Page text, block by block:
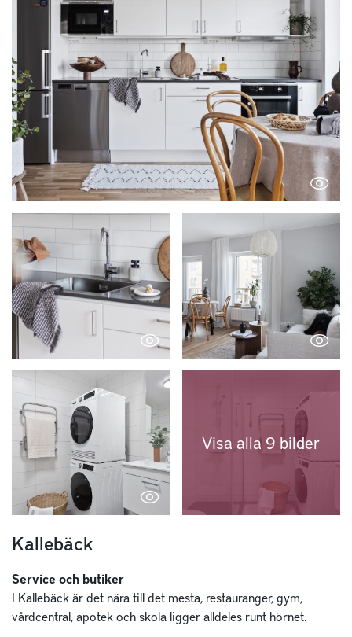
Visa alla 9 bilder
Kallebäck
Service och butiker
I Kallebäck är det nära till det mesta, restauranger, gym,
vårdcentral, apotek och skola ligger alldeles runt hörnet.